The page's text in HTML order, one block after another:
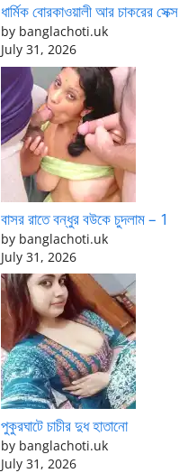
ধার্মিক বোরকাওয়ালী আর চাকরের সেক্স
by banglachoti.uk
July 31, 2026
বাসর রাতে বন্ধুর বউকে চুদলাম – 1
by banglachoti.uk
July 31, 2026
পুকুরঘাটে চাচীর দুধ হাতানো
by banglachoti.uk
July 31, 2026